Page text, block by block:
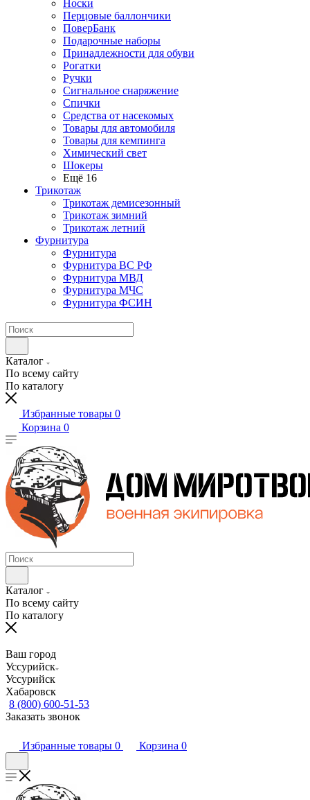
Носки
Перцовые баллончики
ПоверБанк
Подарочные наборы
Принадлежности для обуви
Рогатки
Ручки
Сигнальное снаряжение
Спички
Средства от насекомых
Товары для автомобиля
Товары для кемпинга
Химический свет
Шокеры
Ещё 16
Трикотаж
Трикотаж демисезонный
Трикотаж зимний
Трикотаж летний
Фурнитура
Фурнитура
Фурнитура ВС РФ
Фурнитура МВД
Фурнитура МЧС
Фурнитура ФСИН
Каталог
По всему сайту
По каталогу
Избранные товары 0
Корзина 0
Каталог
По всему сайту
По каталогу
Ваш город
Уссурийск
Уссурийск
Хабаровск
8 (800) 600-51-53
Заказать звонок
Избранные товары 0 Корзина 0